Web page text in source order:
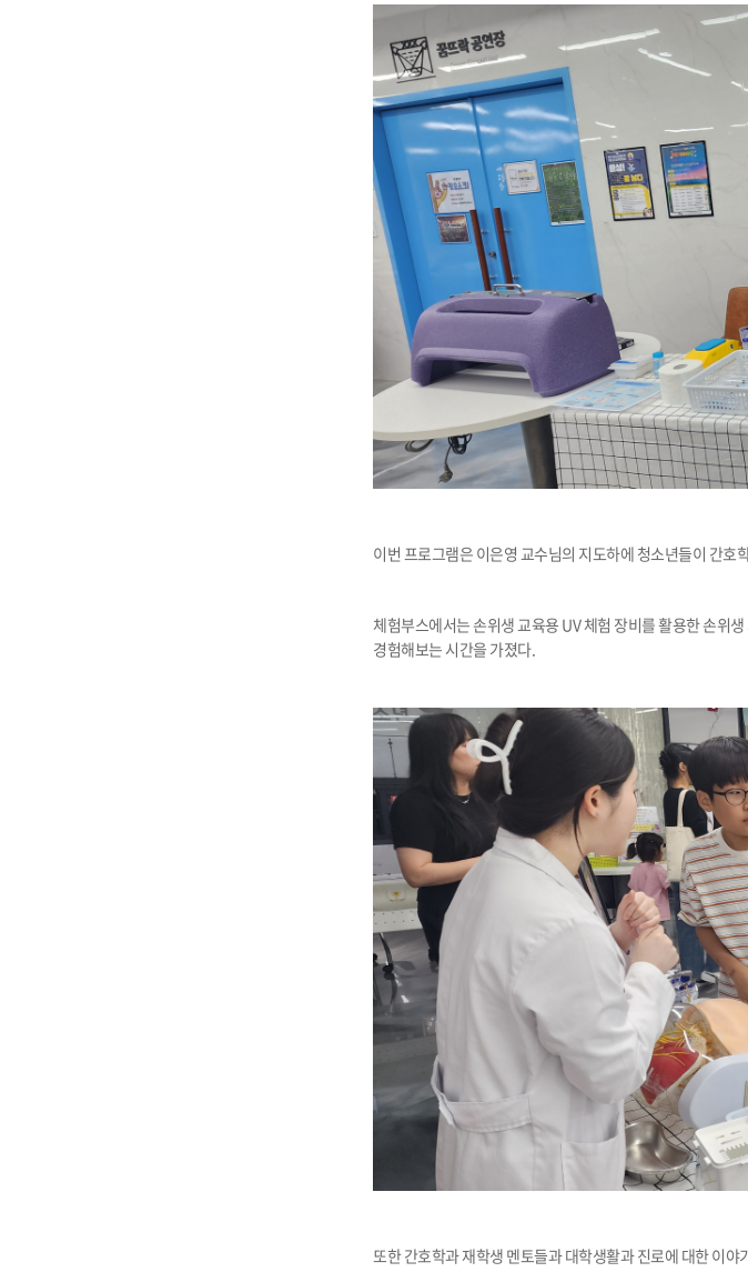
이번 프로그램은 이은영 교수님의 지도하에 청소년들이 간호
체험부스에서는 손위생 교육용 UV 체험 장비를 활용한 손위
경험해보는 시간을 가졌다.
또한 간호학과 재학생 멘토들과 대학생활과 진로에 대한 이